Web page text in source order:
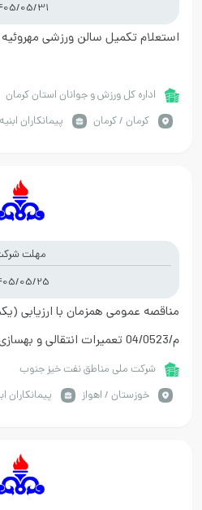
05/31
استعلام تکمیل سالن ورزشی
اداره کل ورزش و جوانان استان کرمان
كرمان / کرمان
پیمانکاران ابنیه
مهلت
05/25
مناقصه عمومی همزمان با ارزیابی
در فاز 2 شهرک نفت مرحله اول سال 1404شرکت ملی مناطق نفت خیز جنوب
خوزستان / اهواز
پیمانکاران